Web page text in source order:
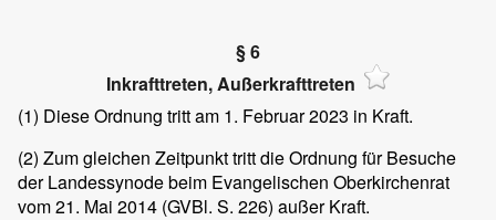
§ 6
Inkrafttreten, Außerkrafttreten
(1) Diese Ordnung tritt am 1. Februar 2023 in Kraft.
(2) Zum gleichen Zeitpunkt tritt die Ordnung für Besuche
der Landessynode beim Evangelischen Oberkirchenrat
vom 21. Mai 2014 (GVBl. S. 226) außer Kraft.